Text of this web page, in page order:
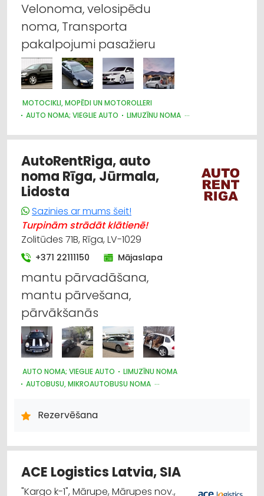
Velonoma, velosipēdu
noma, Transporta
pakalpojumi pasažieru
MOTOCIKLI, MOPĒDI UN MOTOROLLERI
AUTO NOMA; VIEGLIE AUTO
LIMUZĪNU NOMA
KRAVU PĀRVADĀJUMI: AUTO
AUTOTRANSPORTS
PASAŽIERU PĀRVADĀJUMI
AUTO PIEKABES UN TREILERI, KEMPERI
AutoRentRiga, auto
noma Rīga, Jūrmala,
Lidosta
Sazinies ar mums šeit!
Turpinām strādāt klātienē!
Zolitūdes 71B, Rīga, LV-1029
+371 22111150 Mājaslapa
mantu pārvadāšana,
mantu pārvešana,
pārvākšanās
AUTO NOMA; VIEGLIE AUTO
LIMUZĪNU NOMA
AUTOBUSU, MIKROAUTOBUSU NOMA
PASAŽIERU PĀRVADĀJUMI
JAHTU, LAIVU UN KUTERU TIRDZNIECĪBA
MOTOCIKLI, MOPĒDI UN MOTOROLLERI
Rezervēšana
ACE Logistics Latvia, SIA
"Kargo k-1", Mārupe, Mārupes nov.,